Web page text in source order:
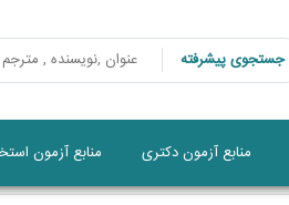
جستجوی پیشرفته
منابع آزمون دکتری منابع آزمون